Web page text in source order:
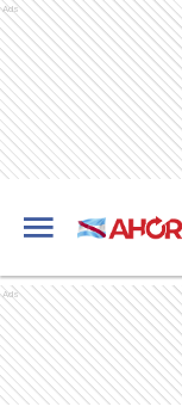
Ads
Ads